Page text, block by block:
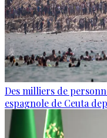
Des milliers de
espagnole de Ceuta